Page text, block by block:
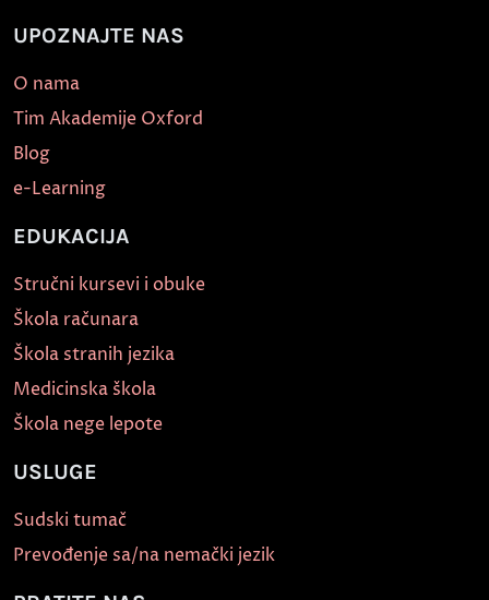
UPOZNAJTE NAS
O nama
Tim Akademije Oxford
Blog
e-Learning
EDUKACIJA
Stručni kursevi i obuke
Škola računara
Škola stranih jezika
Medicinska škola
Škola nege lepote
USLUGE
Sudski tumač
Prevođenje sa/na nemački jezik